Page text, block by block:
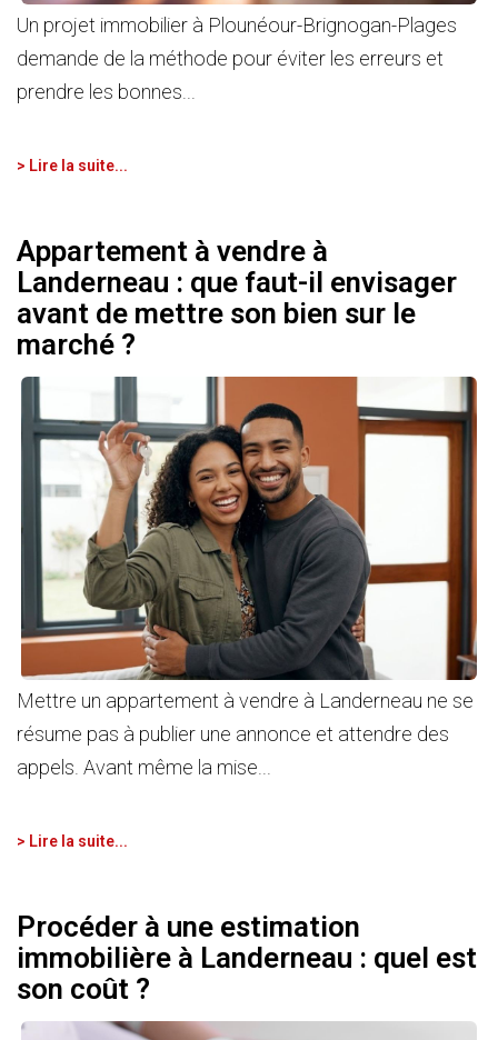
Un projet immobilier à Plounéour-Brignogan-Plages
demande de la méthode pour éviter les erreurs et
prendre les bonnes...
> Lire la suite...
Appartement à vendre à
Landerneau : que faut-il envisager
avant de mettre son bien sur le
marché ?
Mettre un appartement à vendre à Landerneau ne se
résume pas à publier une annonce et attendre des
appels. Avant même la mise...
> Lire la suite...
Procéder à une estimation
immobilière à Landerneau : quel est
son coût ?